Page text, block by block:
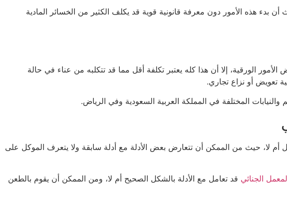
بدء هذه الأمور دون معرفة قانونية قوية قد يكلف الكثير من الخسائر المادية
الورقية، إلا أن هذا كله يعتبر تكلفة أقل مما قد تتكلبه من عناء في حالة
تعويض أو نزاع تجاري.
المختلفة في المملكة العربية السعودية وفي الرياض.
لا، حيث من الممكن أن تتعارض بعض الأدلة مع أدلة سابقة ولا يتعرف الموكل على
الجنائي قد تعامل مع الأدلة بالشكل الصحيح أم لا، ومن الممكن أن يقوم بالطعن